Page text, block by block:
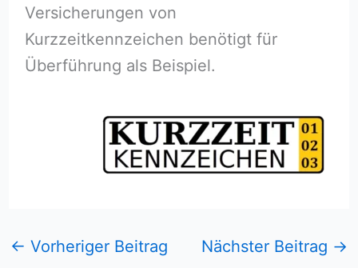
Versicherungen von
Kurzzeitkennzeichen benötigt für
Überführung als Beispiel.
← Vorheriger Beitrag Nächster Beitrag →